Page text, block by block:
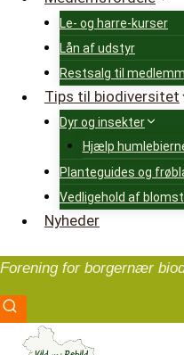
Le- og harre-kurser
Lån af udstyr
Restsalg til
Tips til biodiversitet
Dyr og insekter
Hjælp
Planteguides og
Vedligehold af
Nyheder
Forening for borgernær